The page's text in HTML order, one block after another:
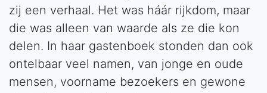
zij een verhaal. Het was háár rijkdom, maar
die was alleen van waarde als ze die kon
delen. In haar gastenboek stonden dan ook
ontelbaar veel namen, van jonge en oude
mensen, voorname bezoekers en gewone